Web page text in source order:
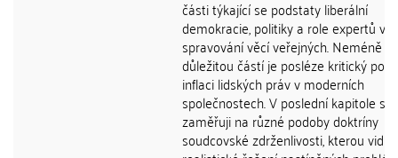
části týkající se podstaty liberální
demokracie, politiky a role expertů v
spravování věcí veřejných. Neméně
důležitou částí je posléze kritický
inflaci lidských práv v moderních
společnostech. V poslední kapitole se
zaměřuji na různé podoby doktríny
soudcovské zdrženlivosti, kterou